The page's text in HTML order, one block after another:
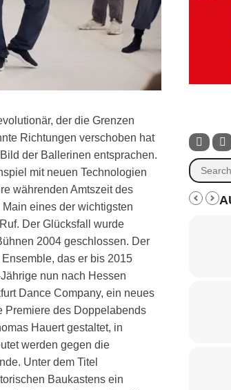
der die Grenzen
Richtungen verschoben hat
der Ballerinen entsprachen.
mit neuen Technologien
währenden Amtszeit des
eines der wichtigsten
Der Glücksfall wurde
2004 geschlossen. Der
das er bis 2015
nun nach Hessen
Dance Company, ein neues
Premiere des Doppelabends
Hauert gestaltet, in
werden gegen die
Unter dem Titel
Baukastens ein